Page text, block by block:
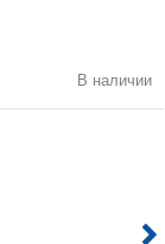
В наличии